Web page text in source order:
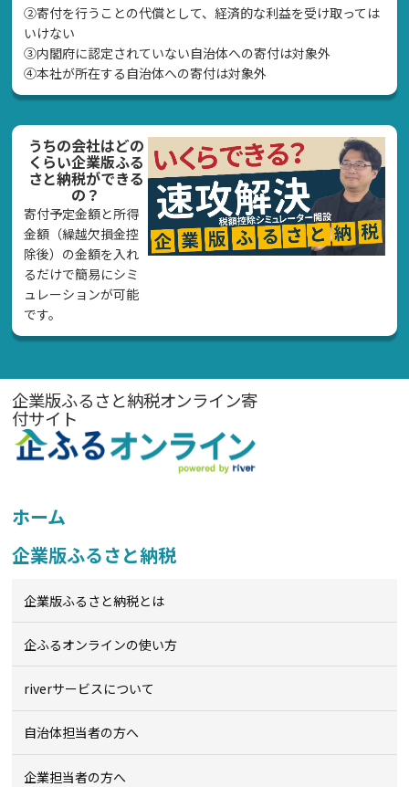
②寄付を行うことの代償として、経済的な利益を受け取っては
いけない
➂内閣府に認定されていない自治体への寄付は対象外
④本社が所在する自治体への寄付は対象外
うちの会社はどの
くらい企業版ふる
さと納税ができる
の？
寄付予定金額と所得
金額（繰越欠損金控
除後）の金額を入れ
るだけで簡易にシミ
ュレーションが可能
です。
企業版ふるさと納税オンライン寄
付サイト
ホーム
企業版ふるさと納税
企業版ふるさと納税とは
企ふるオンラインの使い方
riverサービスについて
自治体担当者の方へ
企業担当者の方へ